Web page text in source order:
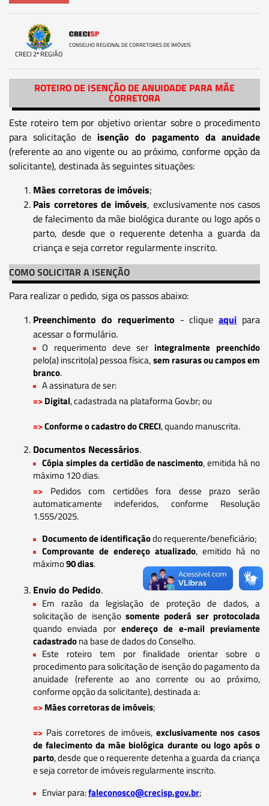
CRECI 2ª REGIÃO
CONSELHO REGIONAL DE CORRETORES DE IMÓVEIS
ROTEIRO DE ISENÇÃO DE ANUIDADE PARA MÃE
CORRETORA
Este roteiro tem por objetivo orientar sobre o procedimento
para solicitação de isenção do pagamento da anuidade
(referente ao ano vigente ou ao próximo, conforme opção da
solicitante), destinada às seguintes situações:
Mães corretoras de imóveis;
Pais corretores de imóveis, exclusivamente nos casos
de falecimento da mãe biológica durante ou logo após o
parto, desde que o requerente detenha a guarda da
criança e seja corretor regularmente inscrito.
COMO SOLICITAR A ISENÇÃO
Para realizar o pedido, siga os passos abaixo:
Preenchimento do requerimento - cliqueaqui para
acessar o formulário.
O requerimento deve ser integralmente preenchido
pelo(a) inscrito(a) pessoa física,sem rasuras ou campos em
branco.
A assinatura de ser:
=>Digital, cadastrada na plataforma Gov.br; ou
=>Conforme o cadastro do CRECI, quando manuscrita.
Documentos Necessários.
Cópia simples da certidão de nascimento, emitida há no
máximo 120 dias.
=> Pedidos com certidões fora desse prazo serão
automaticamente indeferidos, conforme Resolução
1.555/2025.
Documento de identificaçãodo requerente/beneficiário;
Comprovante de endereço atualizado, emitido há no
máximo90 dias.
Envio do Pedido.
Em razão da legislação de proteção de dados, a
solicitação de isenção somente poderá ser protocolada
quando enviada por endereço de e-mail previamente
cadastradona base de dados do Conselho.
Este roteiro tem por finalidade orientar sobre o
procedimento para solicitação de isenção do pagamento da
anuidade (referente ao ano corrente ou ao próximo,
conforme opção da solicitante), destinada a:
=>Mães corretoras de imóveis;
=> Pais corretores de imóveis, exclusivamente nos casos
de falecimento da mãe biológica durante ou logo após o
parto, desde que o requerente detenha a guarda da criança
e seja corretor de imóveis regularmente inscrito.
Enviar para:faleconosco@crecisp.gov.br;